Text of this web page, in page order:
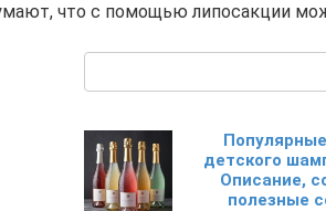
что с помощью липосакции
детского
Описание,
полезные